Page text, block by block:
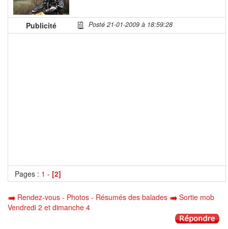
Publicité Posté 21-01-2009 à 18:59:28
Pages : 1 - [2]
Rendez-vous - Photos - Résumés des balades
Sortie mob
Vendredi 2 et dimanche 4